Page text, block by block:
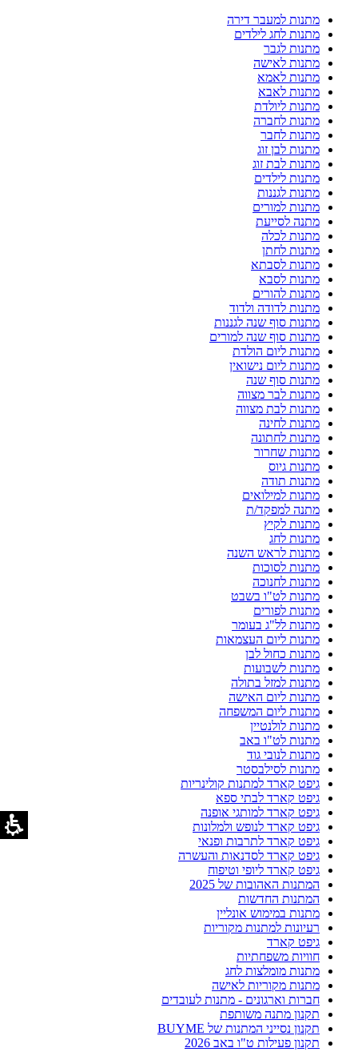
מתנות למעבר דירה
מתנות לחג לילדים
מתנות לגבר
מתנות לאישה
מתנות לאמא
מתנות לאבא
מתנות ליולדת
מתנות לחברה
מתנות לחבר
מתנות לבן זוג
מתנות לבת זוג
מתנות לילדים
מתנות לגננות
מתנות למורים
מתנה לסייעת
מתנות לכלה
מתנות לחתן
מתנות לסבתא
מתנות לסבא
מתנות להורים
מתנות לדודה ולדוד
מתנות סוף שנה לגננות
מתנות סוף שנה למורים
מתנות ליום הולדת
מתנות ליום נישואין
מתנות סוף שנה
מתנות לבר מצווה
מתנות לבת מצווה
מתנות לחינה
מתנות לחתונה
מתנות שחרור
מתנות גיוס
מתנות תודה
מתנות למילואים
מתנה למפקד/ת
מתנות לקיץ
מתנות לחג
מתנות לראש השנה
מתנות לסוכות
מתנות לחנוכה
מתנות לט"ו בשבט
מתנות לפורים
מתנות לל"ג בעומר
מתנות ליום העצמאות
מתנות כחול לבן
מתנות לשבועות
מתנות למזל בתולה
מתנות ליום האישה
מתנות ליום המשפחה
מתנות לולנטיין
מתנות לט"ו באב
מתנות לנובי גוד
מתנות לסילבסטר
גיפט קארד למתנות קולינריות
גיפט קארד לבתי ספא
גיפט קארד למותגי אופנה
גיפט קארד לנופש ולמלונות
גיפט קארד לתרבות ופנאי
גיפט קארד לסדנאות והעשרה
גיפט קארד ליופי וטיפוח
המתנות האהובות של 2025
המתנות החדשות
מתנות במימוש אונליין
רעיונות למתנות מקוריות
גיפט קארד
חוויות משפחתיות
מתנות מומלצות לחג
מתנות מקוריות לאישה
חברות וארגונים - מתנות לעובדים
תקנון מתנה משותפת
תקנון נסייני המתנות של BUYME
תקנון פעילות ט"ו באב 2026